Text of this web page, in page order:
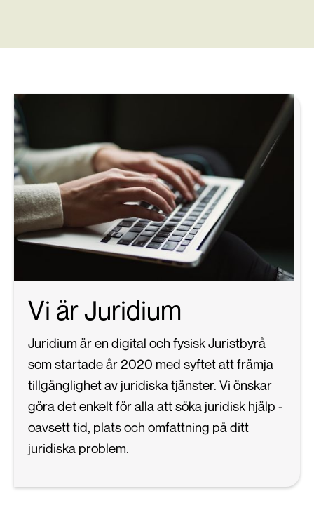
Vi är Juridium
Juridium är en digital och fysisk Juristbyrå
som startade år 2020 med syftet att främja
tillgänglighet av juridiska tjänster. Vi önskar
göra det enkelt för alla att söka juridisk hjälp -
oavsett tid, plats och omfattning på ditt
juridiska problem.